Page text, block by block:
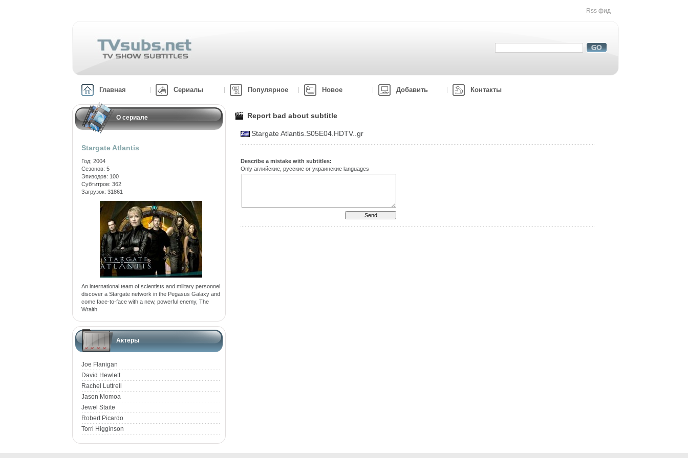
Rss фид
Главная Сериалы Популярное Новое Добавить Контакты
О сериале
Stargate Atlantis
Год: 2004
Сезонов: 5
Эпизодов: 100
Субтитров: 362
Загрузок: 31861
An international team of scientists and military personnel
discover a Stargate network in the Pegasus Galaxy and
come face-to-face with a new, powerful enemy, The
Wraith.
Актеры
Joe Flanigan
David Hewlett
Rachel Luttrell
Jason Momoa
Jewel Staite
Robert Picardo
Torri Higginson
Report bad about subtitle
Stargate Atlantis.S05E04.HDTV..gr
Describe a mistake with subtitles:
Only аглийские, русские or украинские languages